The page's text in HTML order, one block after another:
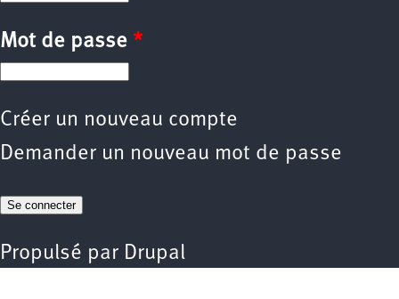
Mot de passe *
Créer un nouveau compte
Demander un nouveau mot de passe
Propulsé par Drupal